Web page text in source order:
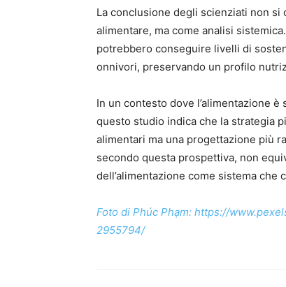
La conclusione degli scienziati non
alimentare, ma come analisi
potrebbero conseguire livelli di
onnivori, preservando un profilo
In un contesto dove l’alimentazione
questo studio indica che la strategia
alimentari ma una progettazione più
secondo questa prospettiva, non
dell’alimentazione come sistema
Foto di Phúc Phạm: https://
2955794/